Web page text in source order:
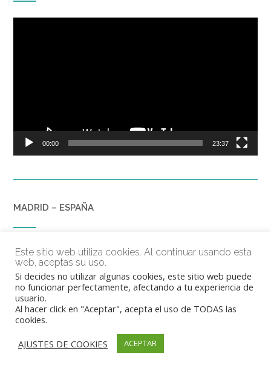
00:00 23:37
MADRID – ESPAÑA
Reproductor
de
vídeo
Este sitio web utiliza cookies. Al continuar usando esta
web, aceptas su uso.
Si decides no utilizar algunas cookies, este sitio web puede
no funcionar perfectamente, afectando a tu experiencia de
usuario.
Al hacer click en "Aceptar", acepta el uso de TODAS las
cookies.
AJUSTES DE COOKIES
ACEPTAR